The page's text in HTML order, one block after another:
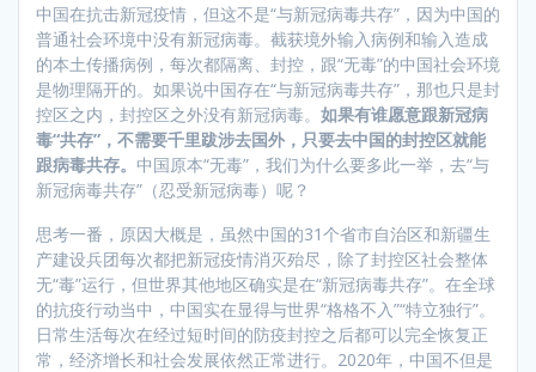
中国在抗击新冠疫情，但这不是“与新冠病毒共存”，因为中国的
普通社会环境中没有新冠病毒。截获境外输入病例和输入造成
的本土传播病例，每次都隔离、封控，跟“无毒”的中国社会环境
是物理隔开的。如果说中国存在“与新冠病毒共存”，那也只是封
控区之内，封控区之外没有新冠病毒。 如果有谁愿意跟新冠病
毒“共存”，不需要千里跋涉去国外，只要去中国的封控区就能
跟病毒共存。 中国原本“无毒”，我们为什么要多此一举，去“与
新冠病毒共存”（忍受新冠病毒）呢？
思考一番，原因大概是，虽然中国的31个省市自治区和新疆生
产建设兵团每次都把新冠疫情消灭殆尽，除了封控区社会整体
无“毒”运行，但世界其他地区确实是在“新冠病毒共存”。在全球
的抗疫行动当中，中国实在显得与世界“格格不入”“特立独行”。
日常生活每次在经过短时间的防疫封控之后都可以完全恢复正
常，经济增长和社会发展依然正常进行。2020年，中国不但是